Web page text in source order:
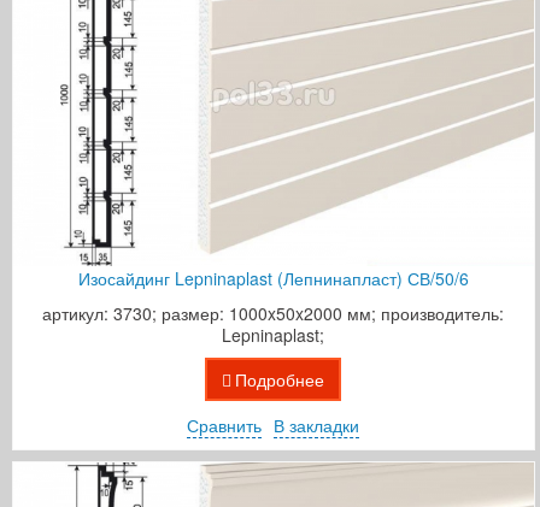
Изосайдинг Lepninaplast (Лепнинапласт) СВ/50/6
артикул: 3730; размер: 1000x50x2000 мм; производитель:
Lepninaplast;
Подробнее
Сравнить В закладки